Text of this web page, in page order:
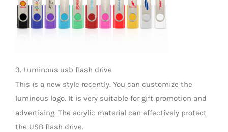
3. Luminous usb flash drive
This is a new style recently. You can customize the
luminous logo. It is very suitable for gift promotion and
advertising. The acrylic material can effectively protect
the USB flash drive.